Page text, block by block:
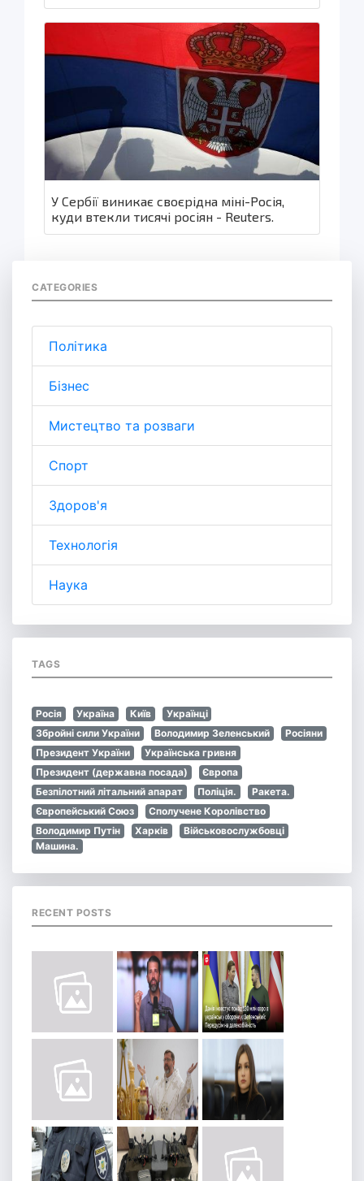
У Сербії виникає своєрідна міні-Росія,
куди втекли тисячі росіян - Reuters.
CATEGORIES
Політика
Бізнес
Мистецтво та розваги
Спорт
Здоров'я
Технологія
Наука
TAGS
Росія Україна Київ
Українці
Збройні сили України
Володимир Зеленський
Росіяни
Президент України
Українська гривня
Президент (державна посада)
Європа
Безпілотний літальний апарат
Поліція.
Ракета.
Європейський Союз
Сполучене Королівство
Володимир Путін
Харків
Військовослужбовці
Машина.
RECENT POSTS